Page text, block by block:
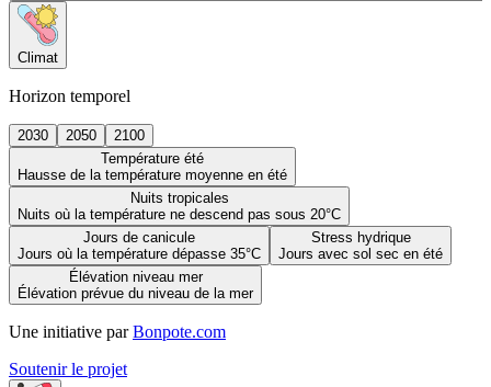
Climat
Horizon temporel
2030 2050
2100
Température été
Hausse de la température moyenne en été
Nuits tropicales
Nuits où la température ne descend pas sous 20°C
Jours de canicule
Jours où la température dépasse 35°C
Stress hydrique
Jours avec sol sec en été
Élévation niveau mer
Élévation prévue du niveau de la mer
Une initiative par Bonpote.com
Soutenir le projet